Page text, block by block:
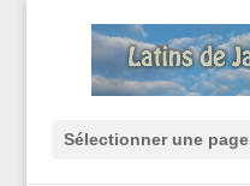
Sélectionner une page